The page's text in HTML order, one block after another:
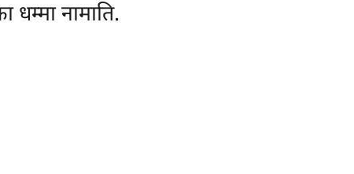
धम्मा नामाति.